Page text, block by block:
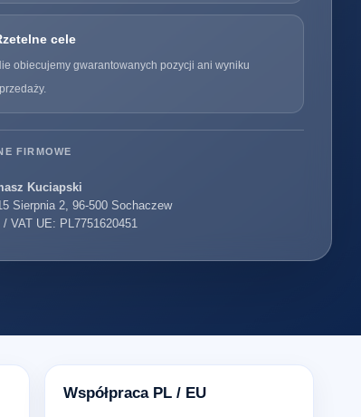
cele
obiecujemy gwarantowanych pozycji ani wyniku
FIRMOWE
Kuciapski
Sierpnia 2, 96-500 Sochaczew
/ VAT UE: PL7751620451
Współpraca PL / EU